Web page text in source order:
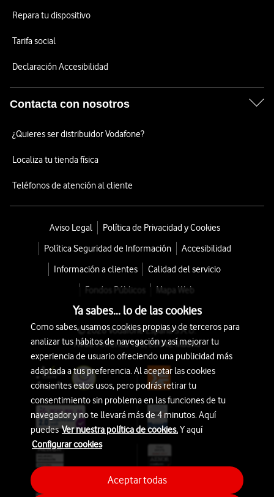
Repara tu dispositivo
Tarifa social
Declaración Accesibilidad
Contacta con nosotros
¿Quieres ser distribuidor Vodafone?
Localiza tu tienda física
Teléfonos de atención al cliente
Aviso Legal
Política de Privacidad y Cookies
Política Seguridad de Información
Accesibilidad
Información a clientes
Calidad del servicio
Fondos Públicos
Mapa Web
© 2026 Vodafone España S.A.U.
Avda. América 115, 28042 Madrid
Ya sabes... lo de las cookies
Como sabes, usamos cookies propias y de terceros para
analizar tus hábitos de navegación y así mejorar tu
experiencia de usuario ofreciendo una publicidad más
adaptada a tus preferencia. Al aceptar las cookies
consientes estos usos, pero podrás retirar tu
consentimiento sin problema en las funciones de tu
navegador y no te llevará más de 4 minutos. Aquí
puedesVer nuestra política de cookies.Y aquí
Configurar cookies
Aceptar todas